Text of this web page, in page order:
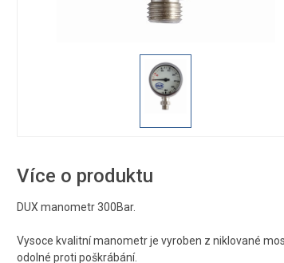
Více o produktu
DUX manometr 300Bar.
Vysoce kvalitní manometr je vyroben z niklované
odolné proti poškrábání.